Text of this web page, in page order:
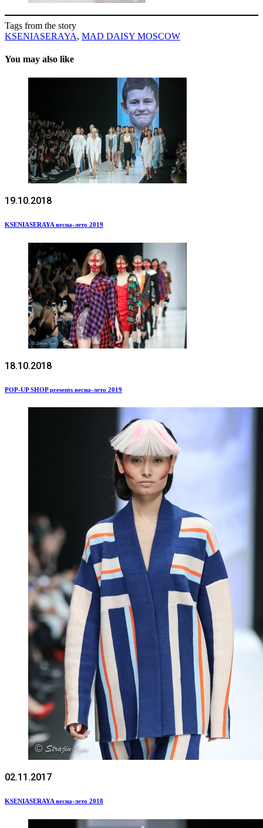
Tags from the story
KSENIASERAYA, MAD DAISY MOSCOW
You may also like
19.10.2018
KSENIASERAYA весна-лето 2019
18.10.2018
POP-UP SHOP presents весна-лето 2019
02.11.2017
KSENIASERAYA весна-лето 2018